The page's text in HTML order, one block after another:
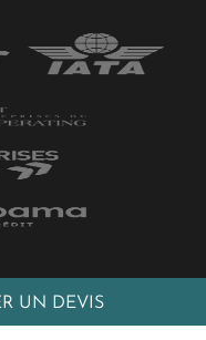
UN DEVIS